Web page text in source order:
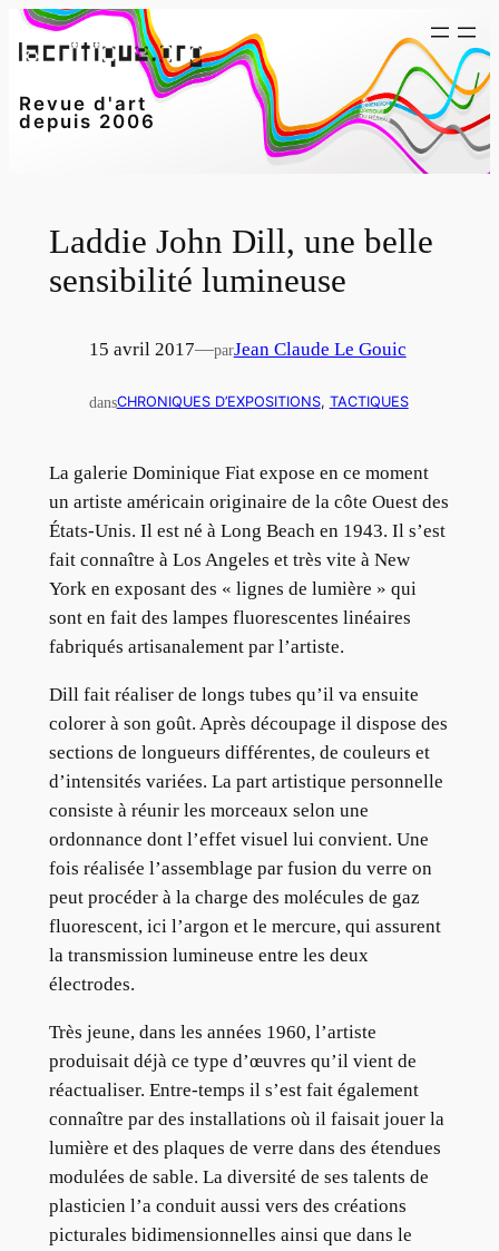
Aller
au
Revue d'art
depuis 2006
Laddie John Dill, une belle
sensibilité lumineuse
15 avril 2017—parJean Claude Le Gouic
dansCHRONIQUES D’EXPOSITIONS, TACTIQUES
La galerie Dominique Fiat expose en ce moment
un artiste américain originaire de la côte Ouest des
États-Unis. Il est né à Long Beach en 1943. Il s’est
fait connaître à Los Angeles et très vite à New
York en exposant des « lignes de lumière » qui
sont en fait des lampes fluorescentes linéaires
fabriqués artisanalement par l’artiste.
Dill fait réaliser de longs tubes qu’il va ensuite
colorer à son goût. Après découpage il dispose des
sections de longueurs différentes, de couleurs et
d’intensités variées. La part artistique personnelle
consiste à réunir les morceaux selon une
ordonnance dont l’effet visuel lui convient. Une
fois réalisée l’assemblage par fusion du verre on
peut procéder à la charge des molécules de gaz
fluorescent, ici l’argon et le mercure, qui assurent
la transmission lumineuse entre les deux
électrodes.
Très jeune, dans les années 1960, l’artiste
produisait déjà ce type d’œuvres qu’il vient de
réactualiser. Entre-temps il s’est fait également
connaître par des installations où il faisait jouer la
lumière et des plaques de verre dans des étendues
modulées de sable. La diversité de ses talents de
plasticien l’a conduit aussi vers des créations
picturales bidimensionnelles ainsi que dans le